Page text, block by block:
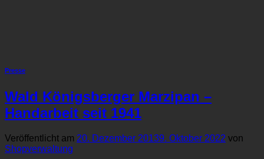
Presse
Wald Königsberger Marzipan –
Handarbeit seit 1941
Veröffentlicht am 20. Dezember 20139. Oktober 2022 von
Shopverwaltung